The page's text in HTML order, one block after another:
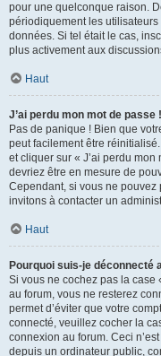
pour une quelconque raison.
périodiquement les
données. Si tel était le cas,
plus activement aux
Haut
J’ai perdu mon mot de passe !
Pas de panique ! Bien que
peut facilement être
et cliquer sur « J’ai perdu
devriez être en mesure de
Cependant, si vous ne
invitons à contacter un
Haut
Pourquoi suis-je déconnecté
Si vous ne cochez pas la case
au forum, vous ne resterez
permet d’éviter que votre
connecté, veuillez cocher la
connexion au forum. Ceci
depuis un ordinateur public,